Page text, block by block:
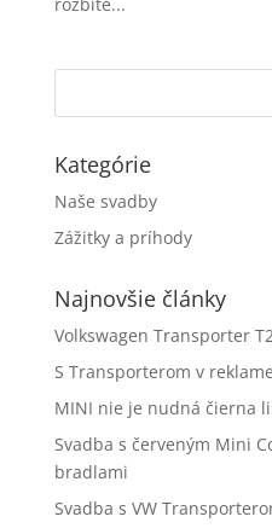
Kategórie
Naše svadby
Zážitky a príhody
Najnovšie články
Volkswagen Transporter
S Transporterom v reklame
MINI nie je nudná čierna
Svadba s červeným Mini
bradlami
Svadba s VW